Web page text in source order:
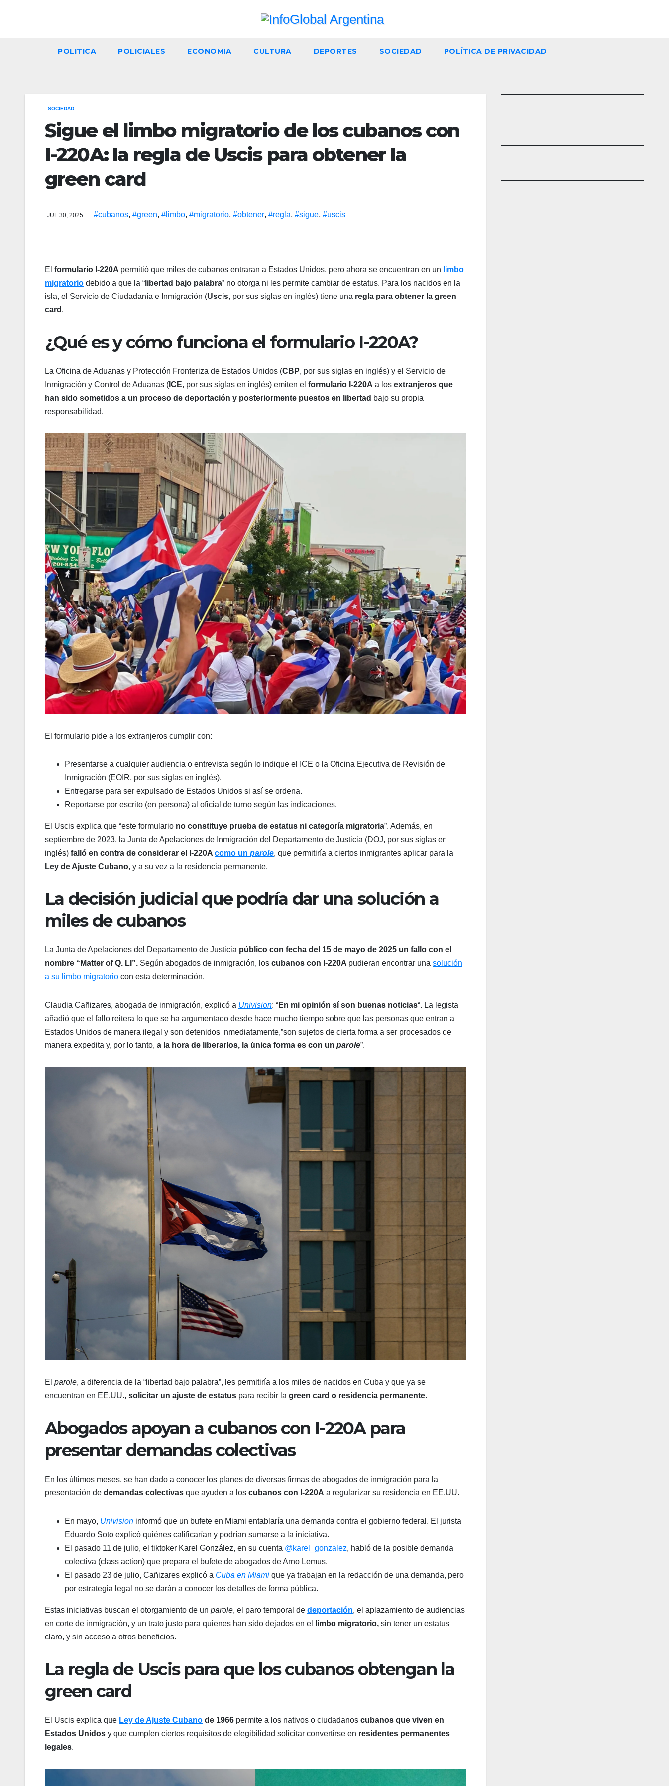
POLITICA POLICIALES ECONOMIA CULTURA DEPORTES SOCIEDAD POLÍTICA DE PRIVACIDAD
SOCIEDAD
Sigue el limbo migratorio de los cubanos con
I-220A: la regla de Uscis para obtener la
green card
JUL 30, 2025 #cubanos, #green, #limbo, #migratorio, #obtener, #regla, #sigue, #uscis
El formulario I-220A permitió que miles de cubanos entraran a Estados Unidos, pero ahora se encuentran en un limbo
migratorio debido a que la “ libertad bajo palabra” no otorga ni les permite cambiar de estatus. Para los nacidos en la
isla, el Servicio de Ciudadanía e Inmigración (Uscis, por sus siglas en inglés) tiene una regla para obtener la green
card .
¿Qué es y cómo funciona el formulario I-220A?
La Oficina de Aduanas y Protección Fronteriza de Estados Unidos (CBP, por sus siglas en inglés) y el Servicio de
Inmigración y Control de Aduanas ( ICE, por sus siglas en inglés) emiten el formulario I-220A a los extranjeros que
han sido sometidos a un proceso de deportación y posteriormente puestos en libertad bajo su propia
responsabilidad.
El formulario pide a los extranjeros cumplir con:
Presentarse a cualquier audiencia o entrevista según lo indique el ICE o la Oficina Ejecutiva de Revisión de
Inmigración (EOIR, por sus siglas en inglés).
Entregarse para ser expulsado de Estados Unidos si así se ordena.
Reportarse por escrito (en persona) al oficial de turno según las indicaciones.
El Uscis explica que “este formulario no constituye prueba de estatus ni categoría migratoria”. Además, en
septiembre de 2023, la Junta de Apelaciones de Inmigración del Departamento de Justicia (DOJ, por sus siglas en
inglés) falló en contra de considerar el I-220A como un parole, que permitiría a ciertos inmigrantes aplicar para la
Ley de Ajuste Cubano, y a su vez a la residencia permanente.
La decisión judicial que podría dar una solución a
miles de cubanos
La Junta de Apelaciones del Departamento de Justicia público con fecha del 15 de mayo de 2025 un fallo con el
nombre “Matter of Q. LI”. Según abogados de inmigración, los cubanos con I-220A pudieran encontrar una solución
a su limbo migratorio con esta determinación.
Claudia Cañizares, abogada de inmigración, explicó a Univision: “En mi opinión sí son buenas noticias“. La legista
añadió que el fallo reitera lo que se ha argumentado desde hace mucho tiempo sobre que las personas que entran a
Estados Unidos de manera ilegal y son detenidos inmediatamente,”son sujetos de cierta forma a ser procesados de
manera expedita y, por lo tanto, a la hora de liberarlos, la única forma es con un parole”.
El parole, a diferencia de la “libertad bajo palabra”, les permitiría a los miles de nacidos en Cuba y que ya se
encuentran en EE.UU., solicitar un ajuste de estatus para recibir la green card o residencia permanente.
Abogados apoyan a cubanos con I-220A para
presentar demandas colectivas
En los últimos meses, se han dado a conocer los planes de diversas firmas de abogados de inmigración para la
presentación de demandas colectivas que ayuden a los cubanos con I-220A a regularizar su residencia en EE.UU.
En mayo, Univision informó que un bufete en Miami entablaría una demanda contra el gobierno federal. El jurista
Eduardo Soto explicó quiénes calificarían y podrían sumarse a la iniciativa.
El pasado 11 de julio, el tiktoker Karel González, en su cuenta @karel_gonzalez, habló de la posible demanda
colectiva (class action) que prepara el bufete de abogados de Arno Lemus.
El pasado 23 de julio, Cañizares explicó a Cuba en Miami que ya trabajan en la redacción de una demanda, pero
por estrategia legal no se darán a conocer los detalles de forma pública.
Estas iniciativas buscan el otorgamiento de un parole, el paro temporal de deportación, el aplazamiento de audiencias
en corte de inmigración, y un trato justo para quienes han sido dejados en el
limbo migratorio, sin tener un estatus
claro, y sin acceso a otros beneficios.
La regla de Uscis para que los cubanos obtengan la
green card
El Uscis explica que Ley de Ajuste Cubano de 1966 permite a los nativos o ciudadanos cubanos que viven en
Estados Unidos y que cumplen ciertos requisitos de elegibilidad solicitar convertirse en residentes permanentes
legales.